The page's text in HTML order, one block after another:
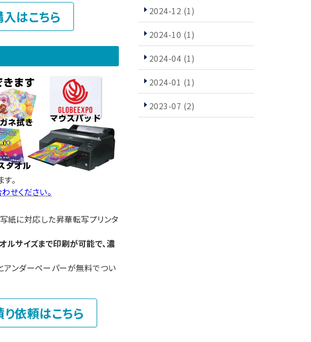
はこちら
。
せください。
紙に対応した昇華転写プリンタ
ルサイズまで印刷が可能で、濃
ンダーペーパーが無料でつい
依頼はこちら
2024-12 (1)
2024-10 (1)
2024-04 (1)
2024-01 (1)
2023-07 (2)